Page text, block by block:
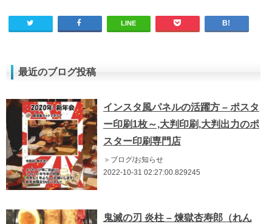
LINE
最近のブログ投稿
インスタ風パネルの活躍方 – ポスタ
ー印刷1枚～,大判印刷,大判出力のポ
スター印刷専門店
＞ブログ/お知らせ
2022-10-31 02:27:00.829245
鬼滅の刃 炎柱 – 煉獄杏寿郎（れん